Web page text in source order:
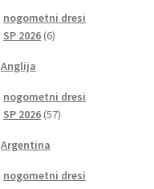
nogometni dresi
SP 2026 66
Anglija
nogometni dresi
SP 2026 5757
Argentina
nogometni dresi